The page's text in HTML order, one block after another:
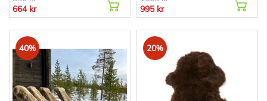
664 kr
995 kr
40% 20%